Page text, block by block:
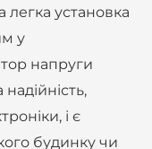
легка установка
у
напруги
і є
будинку чи